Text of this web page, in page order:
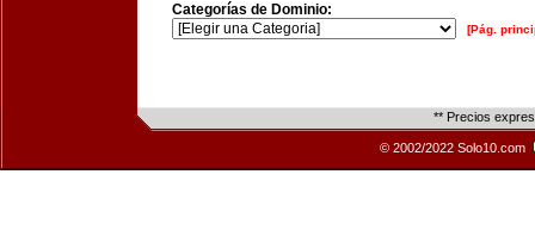
Categorías de Dominio:
[Pág.
** Precios
© 2002/2022 Solo10.com